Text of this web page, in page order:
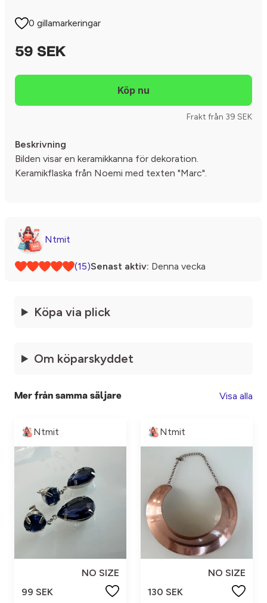
0 gillamarkeringar
59 SEK
Frakt från 39 SEK
Beskrivning
Bilden visar en keramikkanna för dekoration.
Keramikflaska från Noemi med texten "Marc".
Ntmit
(15)Senast aktiv: Denna vecka
Köpa via plick
Om köparskyddet
Mer från samma säljare Visa alla
Ntmit
NO SIZE
99 SEK
Ntmit
NO SIZE
130 SEK